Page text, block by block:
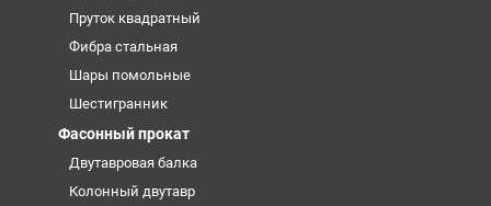
Пруток квадратный
Фибра стальная
Шары помольные
Шестигранник
Фасонный прокат
Двутавровая балка
Колонный двутавр